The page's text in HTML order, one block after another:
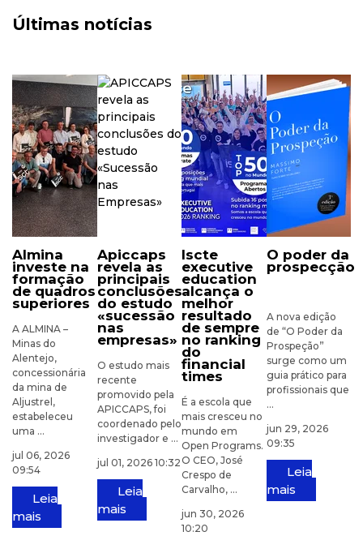
Últimas notícias
almina
investe na
formação
de quadros
superiores
A ALMINA –
Minas do
Alentejo,
concessionária
da mina de
Aljustrel,
estabeleceu
uma ...
jul 06, 2026
09:54
Leia
mais
apiccaps
revela as
principais
conclusões
do estudo
«sucessão
nas
empresas»
O estudo mais
recente
promovido pela
APICCAPS, foi
coordenado pelo
investigador e ...
jul 01, 2026 10:32
Leia
mais
iscte
executive
education
alcança o
melhor
resultado
de sempre
no ranking
do
financial
times
É a escola que
mais cresceu no
mundo em
Open Programs.
O CEO, José
Crespo de
Carvalho, ...
jun 30, 2026
10:20
o poder da
prospecção
A nova edição
de “O Poder da
Prospeção”
surge como um
guia prático para
profissionais que
...
jun 29, 2026
09:35
Leia
mais